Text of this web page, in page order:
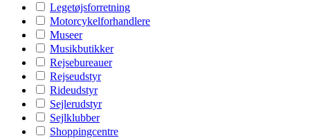
Legetøjsforretning
Motorcykelforhandlere
Museer
Musikbutikker
Rejsebureauer
Rejseudstyr
Rideudstyr
Sejlerudstyr
Sejlklubber
Shoppingcentre